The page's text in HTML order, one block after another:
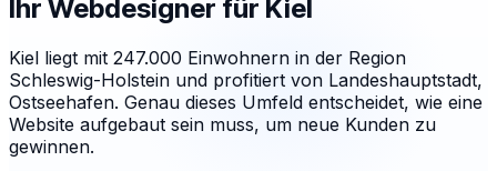
Ihr Webdesigner für Kiel
Kiel liegt mit 247.000 Einwohnern in der Region
Schleswig-Holstein und profitiert von Landeshauptstadt,
Ostseehafen. Genau dieses Umfeld entscheidet, wie eine
Website aufgebaut sein muss, um neue Kunden zu
gewinnen.